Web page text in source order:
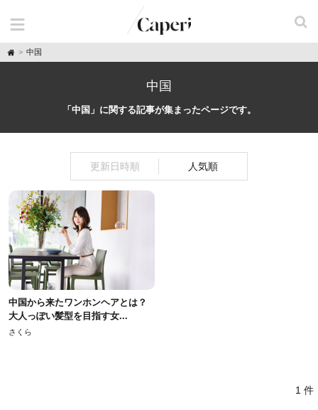
H
o
中国
中国
「中国」に関する記事が集まったページです。
更新日時順 人気順
中国から来たワンホンヘアとは？
大人っぽい髪型を目指す女...
さくら
1 件